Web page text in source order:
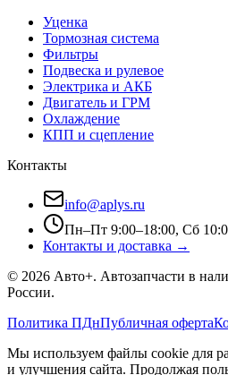
Уценка
Тормозная система
Фильтры
Подвеска и рулевое
Электрика и АКБ
Двигатель и ГРМ
Охлаждение
КПП и сцепление
Контакты
info@aplys.ru
Пн–Пт 9:00–18:00, Сб
Контакты и доставка →
© 2026 Авто+. Автозапчасти в
России.
Политика ПДнПубличная оферта
Мы используем файлы cookie для
и улучшения сайта. Продолжая